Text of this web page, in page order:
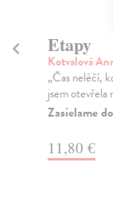
Etapy
Kotvalová
„Čas neléčí,
jsem otevřela
Zasielame
11,80 €